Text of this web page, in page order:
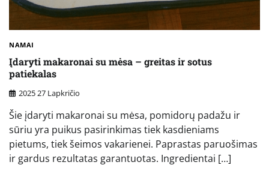
NAMAI
Įdaryti makaronai su mėsa – greitas ir sotus
patiekalas
2025 27 Lapkričio
Šie įdaryti makaronai su mėsa, pomidorų padažu ir
sūriu yra puikus pasirinkimas tiek kasdieniams
pietums, tiek šeimos vakarienei. Paprastas paruošimas
ir gardus rezultatas garantuotas. Ingredientai […]